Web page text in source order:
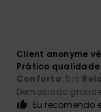
Client anonyme
Prático qualidade
Conforto: 5 /5
Demasiado
Eu recomendo